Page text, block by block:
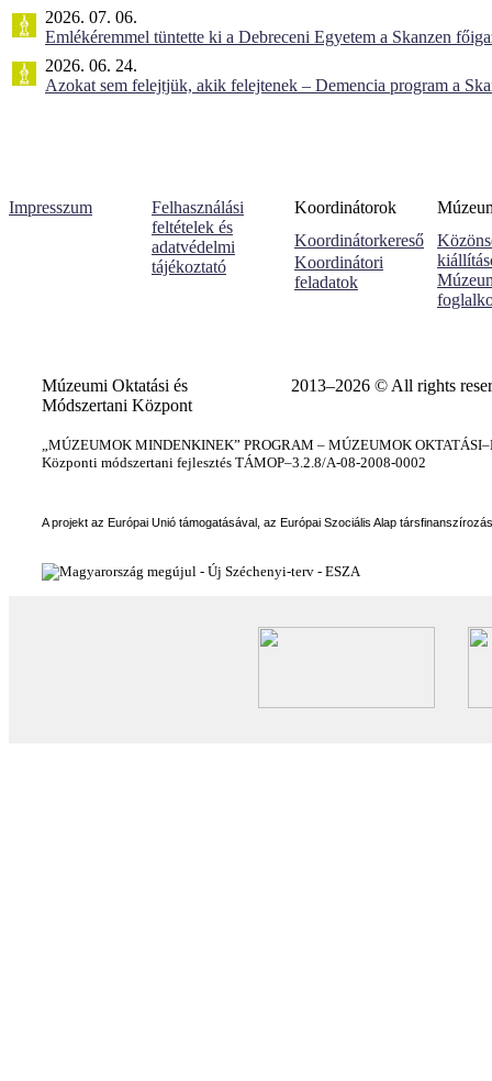
2026. 07. 06.
Emlékéremmel tüntette ki a Debreceni Egyetem a Skanzen
2026. 06. 24.
Azokat sem felejtjük, akik felejtenek – Demencia program a
Impresszum
Felhasználási
feltételek és
adatvédelmi
tájékoztató
Koordinátorok
Koordinátorkereső
Koordinátori
feladatok
Múzeumi Oktatási és
Módszertani Központ
2013–2026 © All rights
„MÚZEUMOK MINDENKINEK” PROGRAM – MÚZEUMOK
Központi módszertani fejlesztés TÁMOP–3.2.8/A-08-2008-0002
A projekt az Európai Unió támogatásával, az Európai Szociális Alap